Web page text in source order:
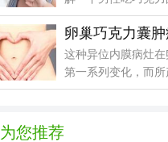
卵巢巧克力囊
这种异位内膜病灶
第一系列变化，而所
为您推荐